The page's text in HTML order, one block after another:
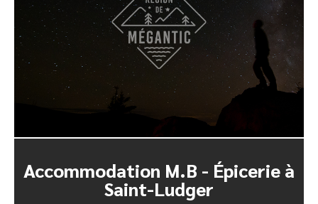
Accommodation M.B - Épicerie à
Saint-Ludger